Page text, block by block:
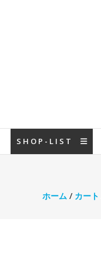
S H O P - L I S T
ホーム/ カート